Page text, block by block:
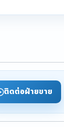
ติดต่อฝ่ายขาย